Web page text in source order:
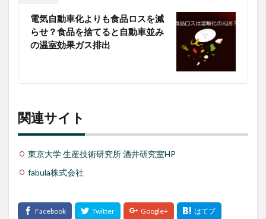
電気自動車化よりも食品ロスを減
らせ？食品を捨てると自動車並み
の温室効果ガス排出
関連サイト
東京大学 生産技術研究所 酒井研究室HP
fabula株式会社